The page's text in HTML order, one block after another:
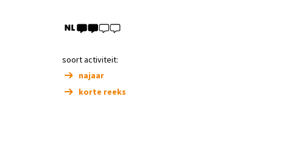
soort activiteit:
najaar
korte reeks